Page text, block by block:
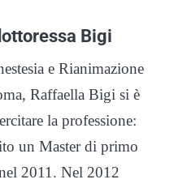
Bigi
e Rianimazione
Raffaella Bigi si è
la professione:
un Master di primo
2011. Nel 2012